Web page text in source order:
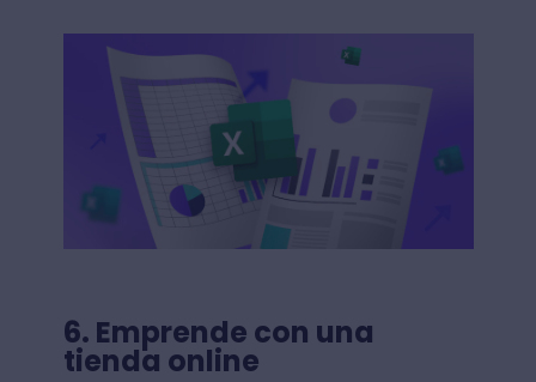
6. Emprende con una
tienda online